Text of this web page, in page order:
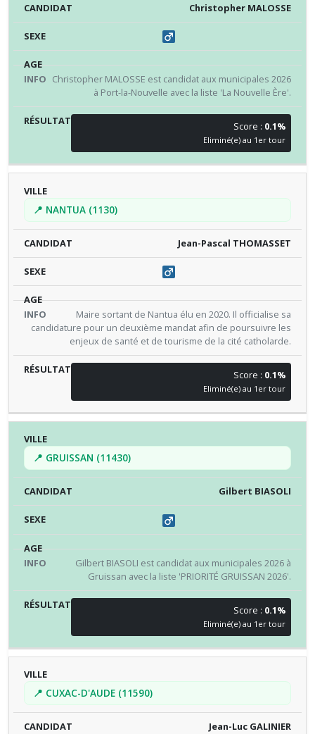
Christopher MALOSSE
Christopher MALOSSE est candidat aux municipales 2026
à Port-la-Nouvelle avec la liste 'La Nouvelle Ère'.
Score : 0.1%
Eliminé(e) au 1er tour
📍 NANTUA (1130)
Jean-Pascal THOMASSET
Maire sortant de Nantua élu en 2020. Il officialise sa
candidature pour un deuxième mandat afin de poursuivre les
enjeux de santé et de tourisme de la cité catholarde.
Score : 0.1%
Eliminé(e) au 1er tour
📍 GRUISSAN (11430)
Gilbert BIASOLI
Gilbert BIASOLI est candidat aux municipales 2026 à
Gruissan avec la liste 'PRIORITÉ GRUISSAN 2026'.
Score : 0.1%
Eliminé(e) au 1er tour
📍 CUXAC-D'AUDE (11590)
Jean-Luc GALINIER